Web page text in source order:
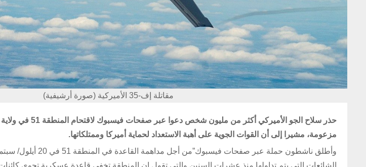
مقاتلة إف-35 الأميركية (صورة أرشيفية)
حذر سلاح الجو الأميركي
مزعومة، مشيرا إلى أن القوات الجوية على أهبة الاستعداد لحماية أميركا وممتلكاتها.
وأطلق ناشطون حملة عبر
الشائعات التي يتم تداولها منذ عشرات السنين والتي تقول إن المنطقة تخفي قاعدة عسكرية تحوي